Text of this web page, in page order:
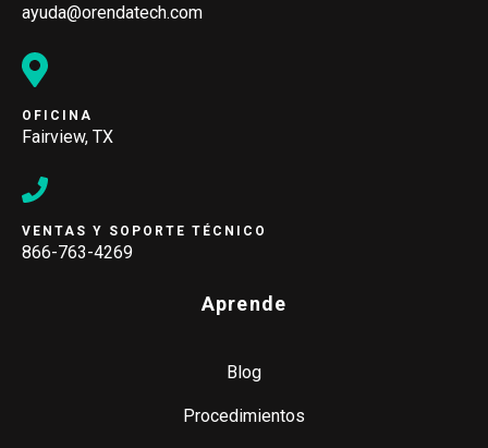
ayuda@orendatech.com
OFICINA
Fairview, TX
VENTAS Y SOPORTE TÉCNICO
866-763-4269
Aprende
Blog
Procedimientos